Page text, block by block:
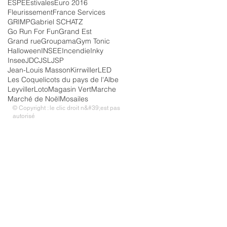
ESPEEstivalesEuro 2016
FleurissementFrance Services
GRIMPGabriel SCHATZ
Go Run For FunGrand Est
Grand rueGroupamaGym Tonic
HalloweenINSEEIncendieInky
InseeJDCJSLJSP
Jean-Louis MassonKirrwillerLED
Les Coquelicots du pays de l'Albe
LeyvillerLotoMagasin VertMarche
Marché de NoëlMosailes
© Copyright : le clic droit n&#39;est pas
autorisé